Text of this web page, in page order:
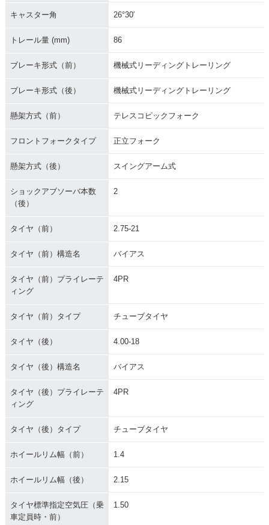
キャスター角 26°30′
トレール量 (mm) 86
ブレーキ形式（前） 機械式リーディングトレーリング
ブレーキ形式（後） 機械式リーディングトレーリング
懸架方式（前） テレスコピックフォーク
フロントフォークタイプ 正立フォーク
懸架方式（後） スイングアーム式
ショックアブソーバ本数
（後）
2
タイヤ（前） 2.75-21
タイヤ（前）構造名 バイアス
タイヤ（前）プライレーテ
ィング
4PR
タイヤ（前）タイプ チューブタイヤ
タイヤ（後） 4.00-18
タイヤ（後）構造名 バイアス
タイヤ（後）プライレーテ
ィング
4PR
タイヤ（後）タイプ チューブタイヤ
ホイールリム幅（前） 1.4
ホイールリム幅（後） 2.15
タイヤ標準指定空気圧（乗
車定員時・前）
1.50